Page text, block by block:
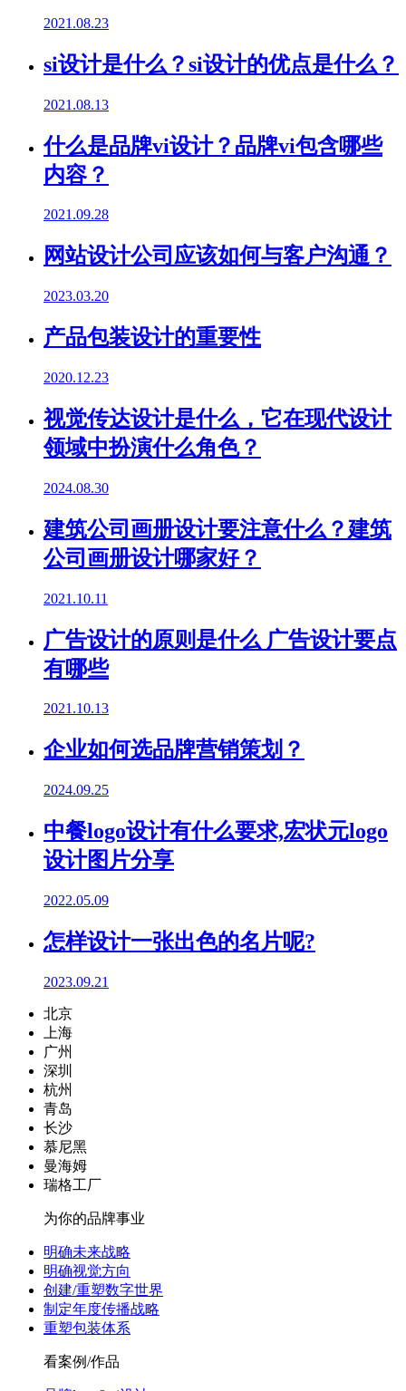
2021.08.23
si设计是什么？si设计的优点是什么？
2021.08.13
什么是品牌vi设计？品牌vi包含哪些
内容？
2021.09.28
网站设计公司应该如何与客户沟通？
2023.03.20
产品包装设计的重要性
2020.12.23
视觉传达设计是什么，它在现代设计
领域中扮演什么角色？
2024.08.30
建筑公司画册设计要注意什么？建筑
公司画册设计哪家好？
2021.10.11
广告设计的原则是什么 广告设计要点
有哪些
2021.10.13
企业如何选品牌营销策划？
2024.09.25
中餐logo设计有什么要求,宏状元logo
设计图片分享
2022.05.09
怎样设计一张出色的名片呢?
2023.09.21
北京
上海
广州
深圳
杭州
青岛
长沙
慕尼黑
曼海姆
瑞格工厂
为你的品牌事业
明确未来战略
明确视觉方向
创建/重塑数字世界
制定年度传播战略
重塑包装体系
看案例/作品